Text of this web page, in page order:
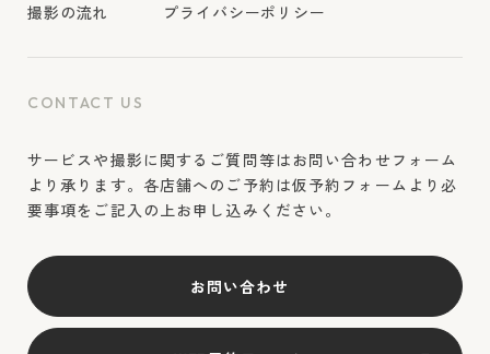
撮影の流れ
プライバシーポリシー
CONTACT US
サービスや撮影に関するご質問等はお問い合わせフォーム
より承ります。各店舗へのご予約は仮予約フォームより必
要事項をご記入の上お申し込みください。
お問い合わせ